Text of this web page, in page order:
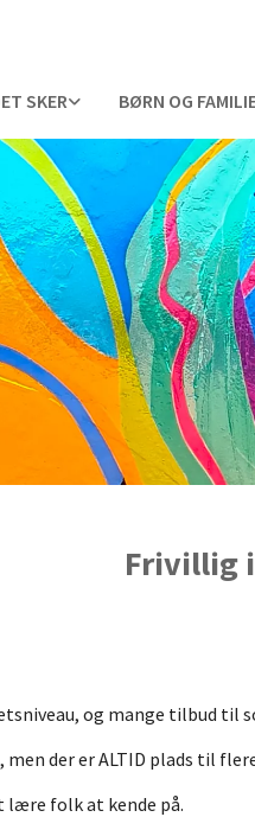
SKER BØRN OG
Frivillig
og mange tilbud til
der er ALTID plads til
lære folk at kende på.